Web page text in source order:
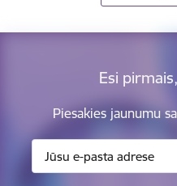
Esi
Piesakies jaunumu